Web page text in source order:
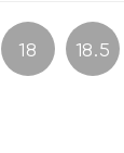
18 18.5